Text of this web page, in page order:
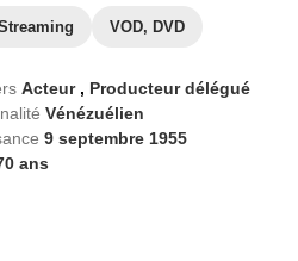
VOD, DVD
Acteur , Producteur délégué
Vénézuélien
9 septembre 1955
ans